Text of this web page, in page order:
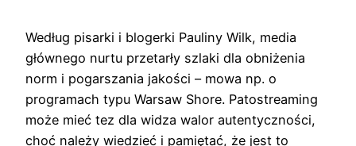
Według pisarki i blogerki Pauliny Wilk, media
głównego nurtu przetarły szlaki dla obniżenia
norm i pogarszania jakości – mowa np. o
programach typu Warsaw Shore. Patostreaming
może mieć tez dla widza walor autentyczności,
choć należy wiedzieć i pamiętać, że jest to